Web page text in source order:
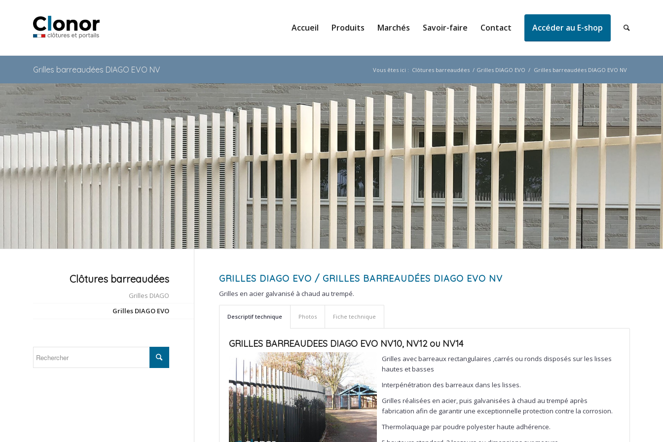
Accueil Produits Marchés Savoir-faire Contact Accéder au E-shop
Grilles barreaudées DIAGO EVO NV Vous êtes ici : Clôtures barreaudées / Grilles DIAGO EVO / Grilles barreaudées DIAGO EVO NV
GRILLES DIAGO EVO / GRILLES BARREAUDÉES DIAGO EVO NV
Grilles en acier galvanisé à chaud au trempé.
Descriptif technique Photos Fiche technique
GRILLES BARREAUDEES DIAGO EVO NV10, NV12 ou NV14
Grilles avec barreaux rectangulaires ,carrés ou ronds disposés sur les lisses
hautes et basses
Interpénétration des barreaux dans les lisses.
Grilles réalisées en acier, puis galvanisées à chaud au trempé après
fabrication afin de garantir une exceptionnelle protection contre la corrosion.
Thermolaquage par poudre polyester haute adhérence.
Clôtures barreaudées
Grilles DIAGO
Grilles DIAGO EVO